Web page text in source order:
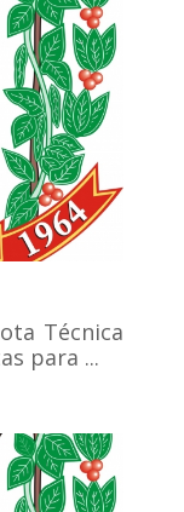
Técnica
para ...